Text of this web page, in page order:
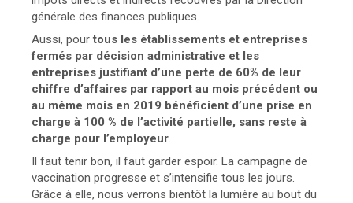
générale des finances publiques.
Aussi, pourtous les établissements et entreprises
fermés par décision administrative et les
entreprises justifiant d’une perte de 60% de leur
chiffre d’affaires par rapport au mois précédent ou
au même mois en 2019 bénéficient d’une prise en
charge à 100 % de l’activité partielle, sans reste à
charge pour l’employeur.
Il faut tenir bon, il faut garder espoir. La campagne de
vaccination progresse et s’intensifie tous les jours.
Grâce à elle, nous verrons bientôt la lumière au bout du